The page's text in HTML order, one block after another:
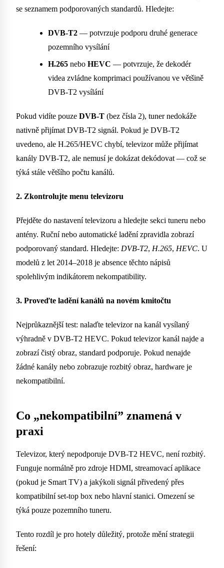
se seznamem podporovaných standardů. Hledejte:
DVB-T2 — potvrzuje podporu druhé generace
pozemního vysílání
H.265 nebo HEVC — potvrzuje, že dekodér
videa zvládne komprimaci používanou ve většině
DVB-T2 vysílání
Pokud vidíte pouze DVB-T (bez čísla 2), tuner nedokáže
nativně přijímat DVB-T2 signál. Pokud je DVB-T2
uvedeno, ale H.265/HEVC chybí, televizor může přijímat
kanály DVB-T2, ale nemusí je dokázat dekódovat — což se
týká stále většího počtu kanálů.
2. Zkontrolujte menu televizoru
Přejděte do nastavení televizoru a hledejte sekci tuneru nebo
antény. Ruční nebo automatické ladění zpravidla zobrazí
podporovaný standard. Hledejte: DVB-T2, H.265, HEVC. U
modelů z let 2014–2018 je absence těchto nápisů
spolehlivým indikátorem nekompatibility.
3. Proveďte ladění kanálů na novém kmitočtu
Nejprůkaznější test: nalaďte televizor na kanál vysílaný
výhradně v DVB-T2 HEVC. Pokud televizor kanál najde a
zobrazí čistý obraz, standard podporuje. Pokud nenajde
žádné kanály nebo zobrazuje rozbitý obraz, hardware je
nekompatibilní.
Co „nekompatibilní” znamená v
praxi
Televizor, který nepodporuje DVB-T2 HEVC, není rozbitý.
Funguje normálně pro zdroje HDMI, streamovací aplikace
(pokud je Smart TV) a jakýkoli signál přivedený přes
kompatibilní set-top box nebo hlavní stanici. Omezení se
týká pouze pozemního tuneru.
Tento rozdíl je pro hotely důležitý, protože mění strategii
řešení: